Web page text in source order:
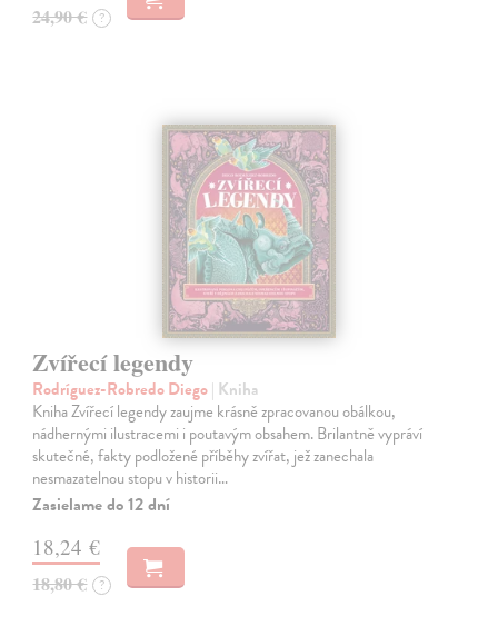
24,90 € ?
Zvířecí legendy
Rodríguez-Robredo Diego| Kniha
Kniha Zvířecí legendy zaujme krásně zpracovanou obálkou,
nádhernými ilustracemi i poutavým obsahem. Brilantně vypráví
skutečné, fakty podložené příběhy zvířat, jež zanechala
nesmazatelnou stopu v historii…
Zasielame do 12 dní
18,24 €
18,80 € ?